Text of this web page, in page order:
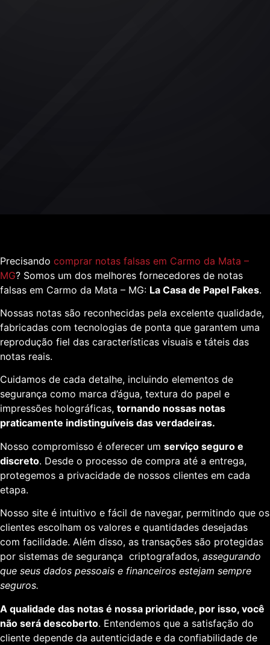
Precisando comprar notas falsas em Carmo da Mata –
MG? Somos um dos melhores fornecedores de notas
falsas em Carmo da Mata – MG: La Casa de Papel Fakes.
Nossas notas são reconhecidas pela excelente qualidade,
fabricadas com tecnologias de ponta que garantem uma
reprodução fiel das características visuais e táteis das
notas reais.
Cuidamos de cada detalhe, incluindo elementos de
segurança como marca d’água, textura do papel e
impressões holográficas, tornando nossas notas
praticamente indistinguíveis das verdadeiras.
Nosso compromisso é oferecer um serviço seguro e
discreto. Desde o processo de compra até a entrega,
protegemos a privacidade de nossos clientes em cada
etapa.
Nosso site é intuitivo e fácil de navegar, permitindo que os
clientes escolham os valores e quantidades desejadas
com facilidade. Além disso, as transações são protegidas
por sistemas de segurança criptografados, assegurando
que seus dados pessoais e financeiros estejam sempre
seguros.
A qualidade das notas é nossa prioridade, por isso, você
não será descoberto. Entendemos que a satisfação do
cliente depende da autenticidade e da confiabilidade de